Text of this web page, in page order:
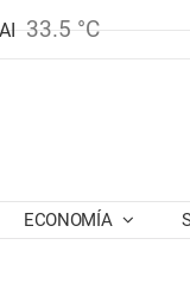
33.5 °C
ECONOMÍA